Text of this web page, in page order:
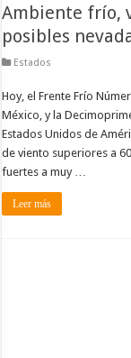
Ambiente frío,
posibles
Estados
Hoy, el Frente Frío
México, y la
Estados Unidos de
de viento superiores a
fuertes a muy …
Leer más